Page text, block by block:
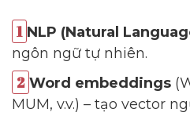
NLP (Natural
ngôn ngữ tự nhiên.
Word embeddings
MUM, v.v.) – tạo vector